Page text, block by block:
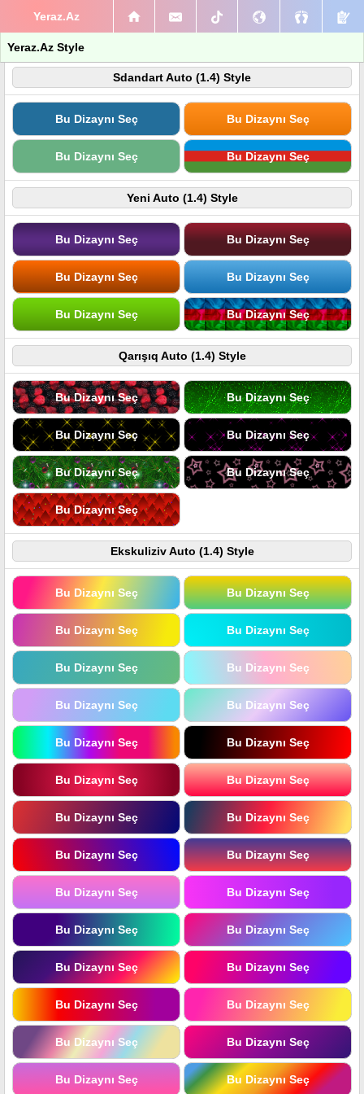
Yeraz.Az
Yeraz.Az Style
Sdandart Auto (1.4) Style
Bu Dizaynı Seç Bu Dizaynı Seç
Bu Dizaynı Seç Bu Dizaynı Seç
Yeni Auto (1.4) Style
Bu Dizaynı Seç Bu Dizaynı Seç
Bu Dizaynı Seç Bu Dizaynı Seç
Bu Dizaynı Seç Bu Dizaynı Seç
Qarışıq Auto (1.4) Style
Bu Dizaynı Seç Bu Dizaynı Seç
Bu Dizaynı Seç Bu Dizaynı Seç
Bu Dizaynı Seç Bu Dizaynı Seç
Bu Dizaynı Seç
Ekskuliziv Auto (1.4) Style
Bu Dizaynı Seç Bu Dizaynı Seç
Bu Dizaynı Seç Bu Dizaynı Seç
Bu Dizaynı Seç Bu Dizaynı Seç
Bu Dizaynı Seç Bu Dizaynı Seç
Bu Dizaynı Seç Bu Dizaynı Seç
Bu Dizaynı Seç Bu Dizaynı Seç
Bu Dizaynı Seç Bu Dizaynı Seç
Bu Dizaynı Seç Bu Dizaynı Seç
Bu Dizaynı Seç Bu Dizaynı Seç
Bu Dizaynı Seç Bu Dizaynı Seç
Bu Dizaynı Seç Bu Dizaynı Seç
Bu Dizaynı Seç Bu Dizaynı Seç
Bu Dizaynı Seç Bu Dizaynı Seç
Bu Dizaynı Seç Bu Dizaynı Seç